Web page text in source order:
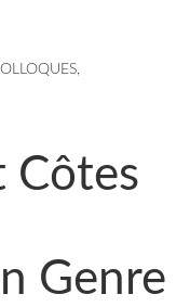
,
Côtes
Genre